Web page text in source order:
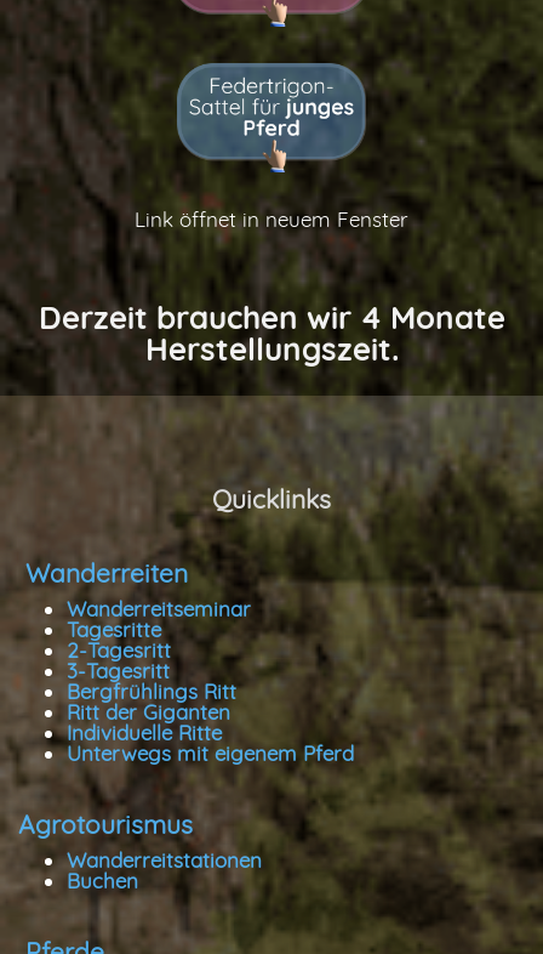
Link öffnet in neuem Fenster
Derzeit brauchen wir 4 Monate
Herstellungszeit.
Quicklinks
Wanderreiten
Wanderreitseminar
Tagesritte
2-Tagesritt
3-Tagesritt
Bergfrühlings Ritt
Ritt der Giganten
Individuelle Ritte
Unterwegs mit eigenem Pferd
Agrotourismus
Wanderreitstationen
Buchen